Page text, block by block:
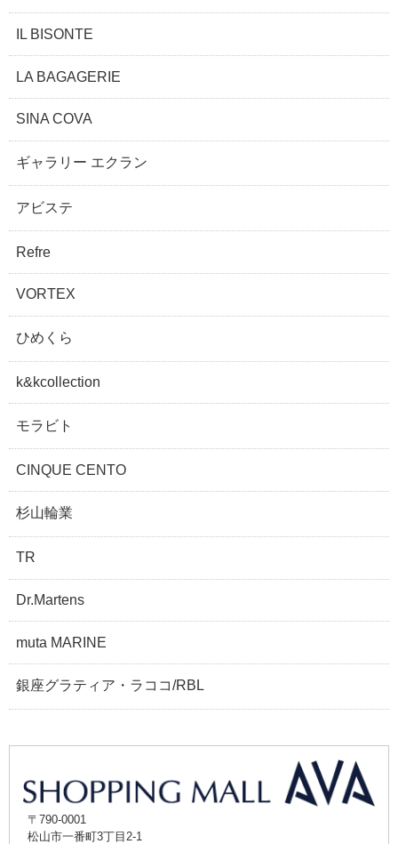
IL BISONTE
LA BAGAGERIE
SINA COVA
ギャラリー エクラン
アビステ
Refre
VORTEX
ひめくら
k&kcollection
モラビト
CINQUE CENTO
杉山輪業
TR
Dr.Martens
muta MARINE
銀座グラティア・ラココ/RBL
〒790-0001
松山市一番町3丁目2-1